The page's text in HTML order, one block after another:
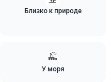
Близко к природе
У моря